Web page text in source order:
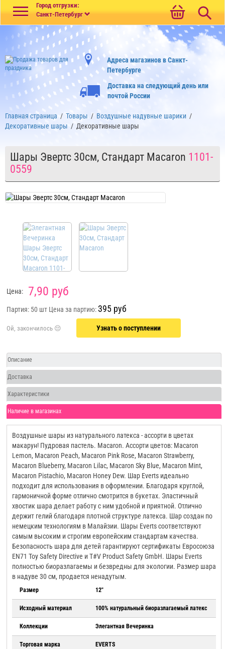
Город отгрузки:
Санкт-Петербург
Адреса магазинов в Санкт-
Петербурге
Доставка на следующий день или
почтой России
Главная страница / Товары / Воздушные надувные шарики /
Декоративные шары / Декоративные шары
Шары Эвертс 30см, Стандарт Macaron 1101-
0559
Цена: 7,90 руб
Партия: 50 шт Цена за партию: 395 руб
Узнать о поступлении
Описание
Доставка
Характеристики
Наличие в магазинах
Воздушные шары из натурального латекса - ассорти в цветах
макарун! Пудровая пастель. Macaron. Ассорти цветов: Macaron
Lemon, Macaron Peach, Macaron Pink Rose, Macaron Strawberry,
Macaron Blueberry, Macaron Lilac, Macaron Sky Blue, Macaron Mint,
Macaron Pistachio, Macaron Honey Dew. Шар Everts идеально
подходит для использования в оформлении. Благодаря круглой,
гармоничной форме отлично смотрится в букетах. Эластичный
хвостик шара делает работу с ним удобной и приятной. Отлично
держит гелий благодаря плотной структуре латекса. Шар создан по
немецким технологиям в Малайзии. Шары Everts соответствуют
самым высоким и строгим европейским стандартам качества.
Безопасность шара для детей гарантируют сертификаты Евросоюза
EN71 Toy Safety Directive и T#V Product Safety GmbH. Шары Everts
полностью биоразлагаемы и безвредны для экологии. Размер шара
в надуве 30 см, продается ненадутым.
Размер 12"
Исходный материал 100% натуральный биоразлагаемый латекс
Коллекции Элегантная Вечеринка
Торговая марка EVERTS